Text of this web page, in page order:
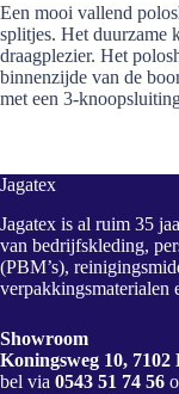
Een mooi vallend
splitjes. Het duurzame
draagplezier. Het
binnenzijde van de
met een 3-
Jagatex
Jagatex is al ruim 35
van bedrijfskleding,
(PBM’s),
verpakkingsmaterialen
Showroom
Koningsweg 10,
bel via 0543 51 74 56